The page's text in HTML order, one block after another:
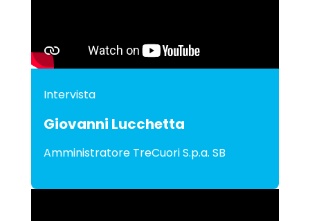
Intervista
Giovanni Lucchetta
Amministratore TreCuori S.p.a. SB